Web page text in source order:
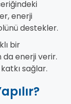
enerji
destekler.
bir
enerji verir.
sağlar.